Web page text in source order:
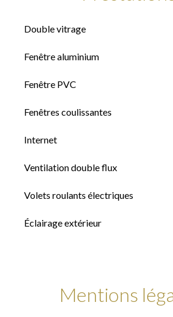
Double vitrage
Fenêtre aluminium
Fenêtre PVC
Fenêtres coulissantes
Internet
Ventilation double flux
Volets roulants électriques
Éclairage extérieur
Mentions